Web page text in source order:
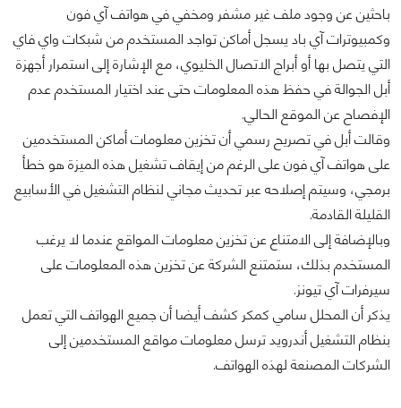
باحثين عن وجود ملف غير مشفر ومخفي في هواتف آي فون
وكمبيوترات آي باد يسجل أماكن تواجد المستخدم من شبكات واي فاي
التي يتصل بها أو أبراج الاتصال الخليوي، مع الإشارة إلى استمرار أجهزة
أبل الجوالة في حفظ هذه المعلومات حتى عند اختيار المستخدم عدم
الإفصاح عن الموقع الحالي.
وقالت أبل في تصريح رسمي أن تخزين معلومات أماكن المستخدمين
على هواتف آي فون على الرغم من إيقاف تشغيل هذه الميزة هو خطأ
برمجي، وسيتم إصلاحه عبر تحديث مجاني لنظام التشغيل في الأسابيع
القليلة القادمة.
وبالإضافة إلى الامتناع عن تخزين معلومات المواقع عندما لا يرغب
المستخدم بذلك، ستمتنع الشركة عن تخزين هذه المعلومات على
سيرفرات آي تيونز.
يذكر أن المحلل سامي كمكر كشف أيضا أن جميع الهواتف التي تعمل
بنظام التشغيل أندرويد ترسل معلومات مواقع المستخدمين إلى
الشركات المصنعة لهذه الهواتف.